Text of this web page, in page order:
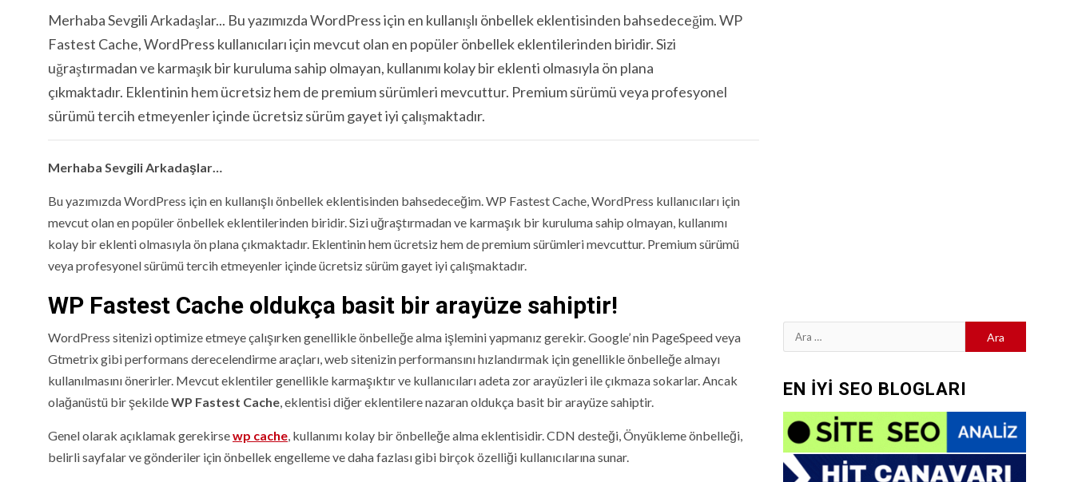
Merhaba Sevgili Arkadaşlar... Bu yazımızda WordPress için en kullanışlı önbellek eklentisinden bahsedeceğim. WP
Fastest Cache, WordPress kullanıcıları için mevcut olan en popüler önbellek eklentilerinden biridir. Sizi
uğraştırmadan ve karmaşık bir kuruluma sahip olmayan, kullanımı kolay bir eklenti olmasıyla ön plana
çıkmaktadır. Eklentinin hem ücretsiz hem de premium sürümleri mevcuttur. Premium sürümü veya profesyonel
sürümü tercih etmeyenler içinde ücretsiz sürüm gayet iyi çalışmaktadır.
Merhaba Sevgili Arkadaşlar…
Bu yazımızda WordPress için en kullanışlı önbellek eklentisinden bahsedeceğim. WP Fastest Cache, WordPress kullanıcıları için
mevcut olan en popüler önbellek eklentilerinden biridir. Sizi uğraştırmadan ve karmaşık bir kuruluma sahip olmayan, kullanımı
kolay bir eklenti olmasıyla ön plana çıkmaktadır. Eklentinin hem ücretsiz hem de premium sürümleri mevcuttur. Premium sürümü
veya profesyonel sürümü tercih etmeyenler içinde ücretsiz sürüm gayet iyi çalışmaktadır.
WP Fastest Cache oldukça basit bir arayüze sahiptir!
WordPress sitenizi optimize etmeye çalışırken genellikle önbelleğe alma işlemini yapmanız gerekir. Google’ nin PageSpeed ​​veya
Gtmetrix gibi performans derecelendirme araçları, web sitenizin performansını hızlandırmak için genellikle önbelleğe almayı
kullanılmasını önerirler. Mevcut eklentiler genellikle karmaşıktır ve kullanıcıları adeta zor arayüzleri ile çıkmaza sokarlar. Ancak
olağanüstü bir şekildeWP Fastest Cache, eklentisi diğer eklentilere nazaran oldukça basit bir arayüze sahiptir.
Genel olarak açıklamak gerekirsewp cache, kullanımı kolay bir önbelleğe alma eklentisidir. CDN desteği, Önyükleme önbelleği,
belirli sayfalar ve gönderiler için önbellek engelleme ve daha fazlası gibi birçok özelliği kullanıcılarına sunar.
Arama:
EN İYİ SEO BLOGLARI